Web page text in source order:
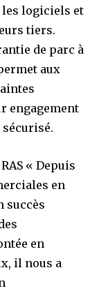
les logiciels et
tiers.
de parc à
aux
engagement
sécurisé.
« Depuis
en
succès
en
il nous a